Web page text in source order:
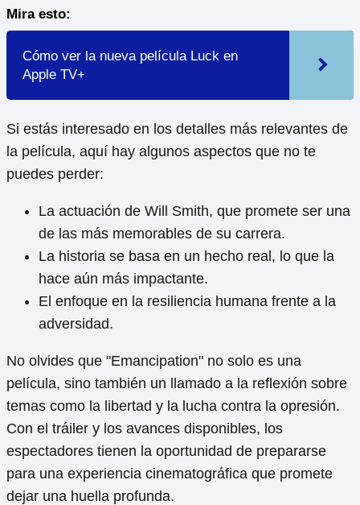
Mira esto:
Cómo ver la nueva película Luck en
Apple TV+
Si estás interesado en los detalles más relevantes de
la película, aquí hay algunos aspectos que no te
puedes perder:
La actuación de Will Smith, que promete ser una
de las más memorables de su carrera.
La historia se basa en un hecho real, lo que la
hace aún más impactante.
El enfoque en la resiliencia humana frente a la
adversidad.
No olvides que "Emancipation" no solo es una
película, sino también un llamado a la reflexión sobre
temas como la libertad y la lucha contra la opresión.
Con el tráiler y los avances disponibles, los
espectadores tienen la oportunidad de prepararse
para una experiencia cinematográfica que promete
dejar una huella profunda.